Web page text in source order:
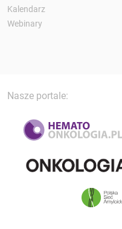
Kalendarz
Webinary
Nasze portale: